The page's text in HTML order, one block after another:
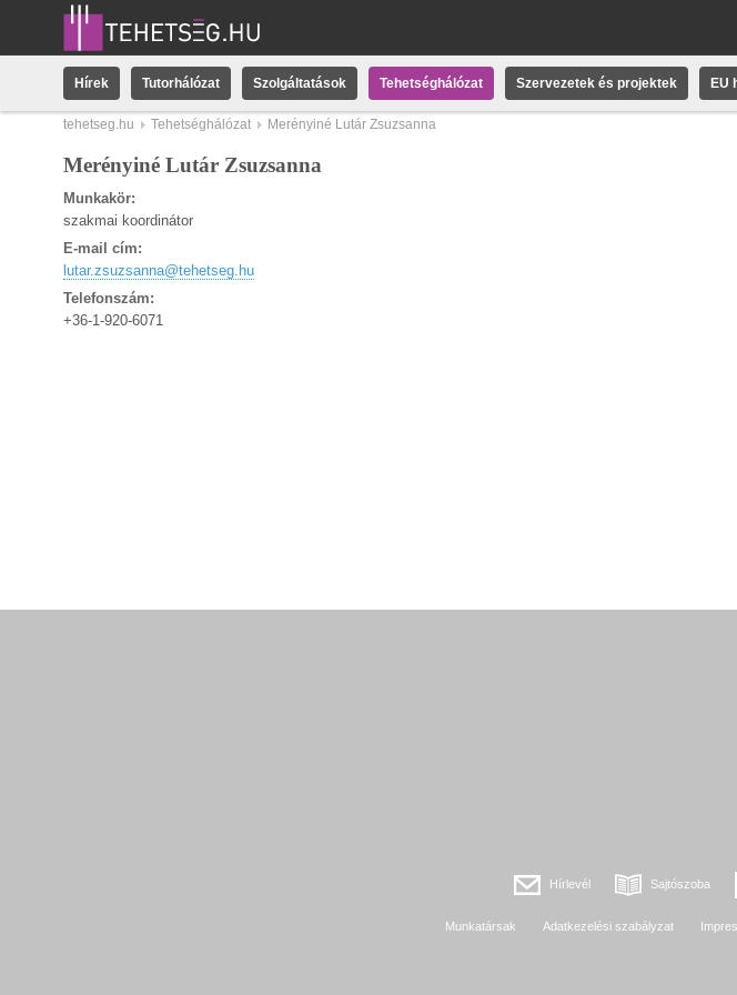
Hírek Tutorhálózat Szolgáltatások Tehetséghálózat Szervezetek és projektek EU
tehetseg.hu Tehetséghálózat Merényiné Lutár Zsuzsanna
Merényiné Lutár Zsuzsanna
Munkakör:
szakmai koordinátor
E-mail cím:
lutar.zsuzsanna@tehetseg.hu
Telefonszám:
+36-1-920-6071
Hírlevél Sajtószoba
Munkatársak Adatkezelési szabályzat